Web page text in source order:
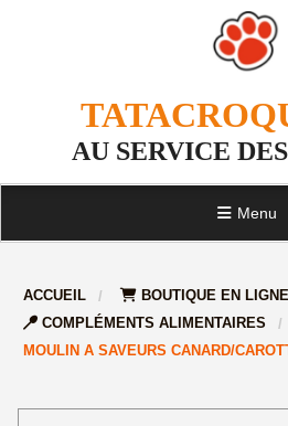
AU SERVICE
Menu
ACCUEIL
BOUTIQUE EN LIGNE
COMPLÉMENTS ALIMENTAIRES
MOULIN A SAVEURS CANARD/